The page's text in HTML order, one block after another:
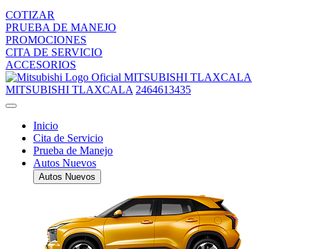
COTIZAR
PRUEBA DE MANEJO
PROMOCIONES
CITA DE SERVICIO
ACCESORIOS
MITSUBISHI TLAXCALA
MITSUBISHI TLAXCALA 2464613435
Inicio
Cita de Servicio
Prueba de Manejo
Autos Nuevos
Autos Nuevos